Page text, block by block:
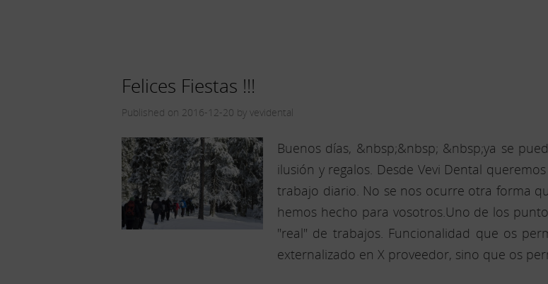
Felices Fiestas !!!
Published on 2016-12-20 by vevidental
Buenos días, &nbsp;&nbsp; &nbsp;ya se
ilusión y regalos. Desde Vevi Dental
trabajo diario. No se nos ocurre otra forma
hemos hecho para vosotros.Uno de los
"real" de trabajos. Funcionalidad que os
externalizado en X proveedor, sino que os